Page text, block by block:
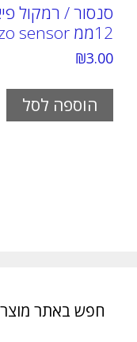
סנסור / רמקול
12ממ piezo sensor
₪3.00
הוספה לסל
חפש באתר מוצר